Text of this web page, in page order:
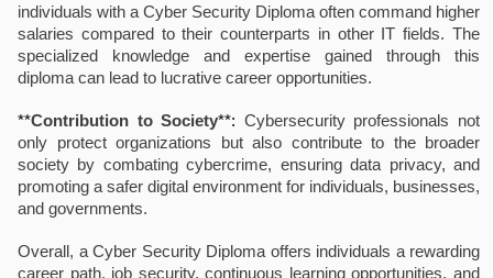
individuals with a Cyber Security Diploma often command higher
salaries compared to their counterparts in other IT fields. The
specialized knowledge and expertise gained through this
diploma can lead to lucrative career opportunities.
**Contribution to Society**: Cybersecurity professionals not
only protect organizations but also contribute to the broader
society by combating cybercrime, ensuring data privacy, and
promoting a safer digital environment for individuals, businesses,
and governments.
Overall, a Cyber Security Diploma offers individuals a rewarding
career path, job security, continuous learning opportunities, and